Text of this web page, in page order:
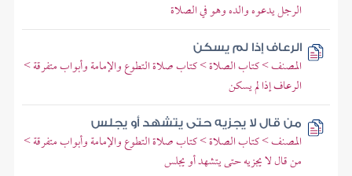
الرجل يدعوه والده وهو في الصلاة
الرعاف إذا لم يسكن
المصنف > كتاب الصلاة > كتاب صلاة التطوع والإمامة وأبواب متفرقة >
الرعاف إذا لم يسكن
من قال لا يجزيه حتى يتشهد أو يجلس
المصنف > كتاب الصلاة > كتاب صلاة التطوع والإمامة وأبواب متفرقة >
من قال لا يجزيه حتى يتشهد أو يجلس